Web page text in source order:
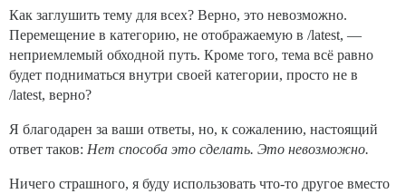
Как заглушить тему для всех? Верно, это невозможно.
Перемещение в категорию, не отображаемую в /latest, —
неприемлемый обходной путь. Кроме того, тема всё равно
будет подниматься внутри своей категории, просто не в
/latest, верно?
Я благодарен за ваши ответы, но, к сожалению, настоящий
ответ таков: Нет способа это сделать. Это невозможно.
Ничего страшного, я буду использовать что-то другое вместо